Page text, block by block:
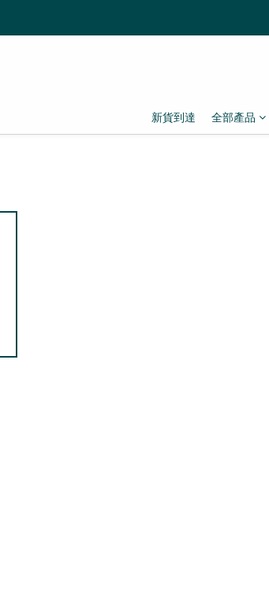
新貨到達 全部產品